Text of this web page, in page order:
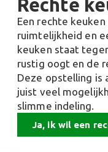
Rechte
Een rechte
ruimtelijkheid en
keuken staat
rustig oogt en de
Deze opstelling is
juist veel
slimme indeling.
Ja, ik wil een